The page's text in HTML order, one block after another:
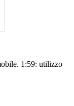
1:59: utilizzo